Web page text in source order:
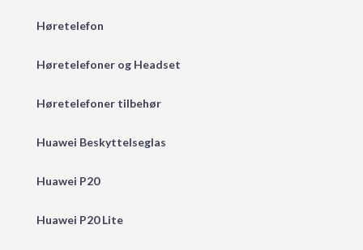
Høretelefon
Høretelefoner og Headset
Høretelefoner tilbehør
Huawei Beskyttelseglas
Huawei P20
Huawei P20 Lite